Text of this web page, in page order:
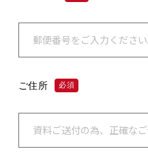
ご住所 必須